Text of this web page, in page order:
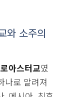
와 소주의
아스터교였
나로 알려져